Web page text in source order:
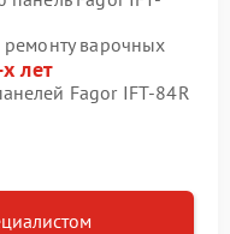
варочных
лет
Fagor IFT-84R